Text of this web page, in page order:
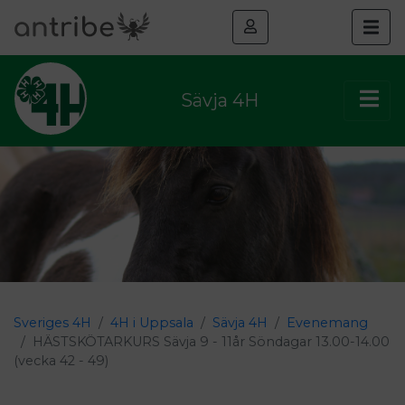
Sävja 4H
Sveriges 4H 4H i Uppsala Sävja 4H
Evenemang
HÄSTSKÖTARKURS Sävja 9 - 11år Söndagar 13.00-14.00
(vecka 42 - 49)